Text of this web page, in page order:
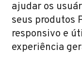
ajudar os
seus produtos
responsivo e
experiência